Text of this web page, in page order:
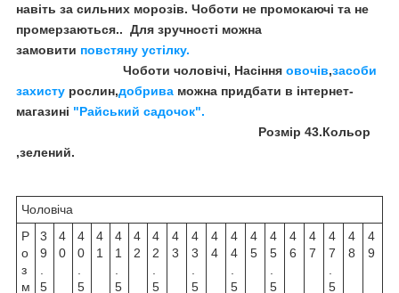
навіть за сильних морозів. Чоботи не промокаючі та не
промерзаються.. Для зручності можна
замовити повстяну устілку.
Чоботи чоловічі, Насіння овочів,засоби
захисту рослин,добрива можна придбати в інтернет-
магазині "Райський садочок".
Розмір 43.Кольор
,зелений.
Чоловіча
Р
о
з
м
3
9
.
5
4
0
4
0
.
5
4
1
4
1
.
5
4
2
4
2
.
5
4
3
4
3
.
5
4
4
4
4
.
5
4
5
4
5
.
5
4
6
4
7
4
7
.
5
4
8
4
9